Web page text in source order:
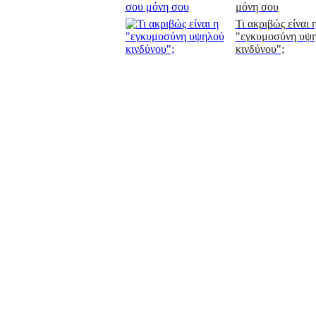
μόνη σου
Τι ακριβώς είναι
"εγκυμοσύνη
κινδύνου";